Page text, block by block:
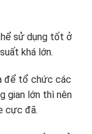
sử dụng tốt ở
khá lớn.
để tổ chức các
gian lớn thì nên
cực đã.